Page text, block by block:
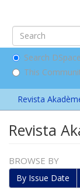
Search DSpace
This
Revista
Revista
BROWSE BY
By Issue Date